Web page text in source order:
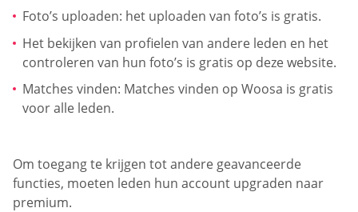
Foto’s uploaden: het uploaden van foto’s is gratis.
Het bekijken van profielen van andere leden en het
controleren van hun foto’s is gratis op deze website.
Matches vinden: Matches vinden op Woosa is gratis
voor alle leden.
Om toegang te krijgen tot andere geavanceerde
functies, moeten leden hun account upgraden naar
premium.